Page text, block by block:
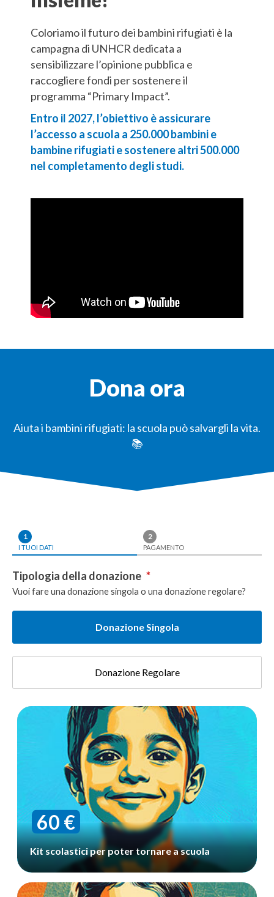
Coloriamo il futuro dei bambini rifugiati è la
campagna di UNHCR dedicata a
sensibilizzare l’opinione pubblica e
raccogliere fondi per sostenere il
programma “Primary Impact”.
Entro il 2027, l’obiettivo è assicurare
l’accesso a scuola a 250.000 bambini e
bambine rifugiati e sostenere altri 500.000
nel completamento degli studi.
Dona ora
Aiuta i bambini rifugiati: la scuola può salvargli la vita.
📚
1
I TUOI DATI
2
PAGAMENTO
Tipologia della donazione *
Vuoi fare una donazione singola o una donazione regolare?
Donazione Singola
Donazione Regolare
Donazione
singola
60 €
Kit scolastici per poter tornare a scuola